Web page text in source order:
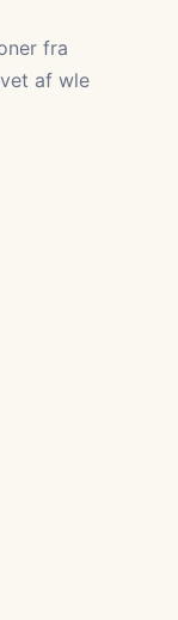
fra
af wle